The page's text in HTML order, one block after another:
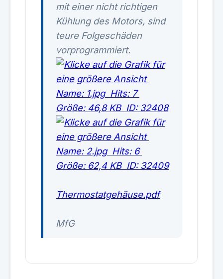
mit einer nicht richtigen
Kühlung des Motors, sind
teure Folgeschäden
vorprogrammiert.
Thermostatgehäuse.pdf
MfG